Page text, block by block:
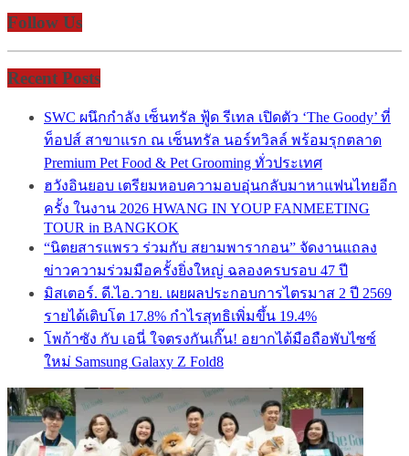
Follow Us
Recent Posts
SWC ผนึกกำลัง เซ็นทรัล ฟู้ด รีเทล เปิดตัว ‘The Goody’ ที่
ท็อปส์ สาขาแรก ณ เซ็นทรัล นอร์ทวิลล์ พร้อมรุกตลาด
Premium Pet Food & Pet Grooming ทั่วประเทศ
ฮวังอินยอบ เตรียมหอบความอบอุ่นกลับมาหาแฟนไทยอีก
ครั้ง ในงาน 2026 HWANG IN YOUP FANMEETING
TOUR in BANGKOK
“นิตยสารแพรว ร่วมกับ สยามพารากอน” จัดงานแถลง
ข่าวความร่วมมือครั้งยิ่งใหญ่ ฉลองครบรอบ 47 ปี
มิสเตอร์. ดี.ไอ.วาย. เผยผลประกอบการไตรมาส 2 ปี 2569
รายได้เติบโต 17.8% กำไรสุทธิเพิ่มขึ้น 19.4%
โพก้าซัง กับ เอนี่ ใจตรงกันเกิ๊น! อยากได้มือถือพับไซซ์
ใหม่ Samsung Galaxy Z Fold8